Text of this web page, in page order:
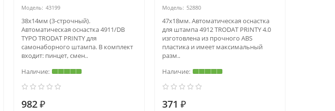
43199
38х14мм (3-строчный).
Автоматическая оснастка 4911/DB
TYPO TRODAT PRINTY для
самонаборного штампа. В комплект
входит: пинцет, смен..
982 ₽
52880
47х18мм. Автоматическая оснастка
для штампа 4912 TRODAT PRINTY 4.0
изготовлена из прочного ABS
пластика и имеет максимальный
разм..
371 ₽